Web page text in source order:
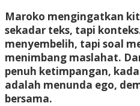
Maroko mengingatkan
sekadar teks, tapi
menyembelih, tapi soal
menimbang maslahat.
penuh ketimpangan,
adalah menunda ego,
bersama.